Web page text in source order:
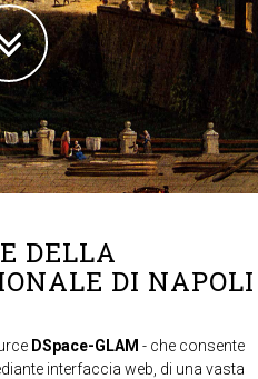
DELLA
DI NAPOLI
DSpace-GLAM - che consente
interfaccia web, di una vasta